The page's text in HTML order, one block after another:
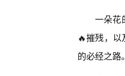
一朵花
🔥摧残，
的必经之路